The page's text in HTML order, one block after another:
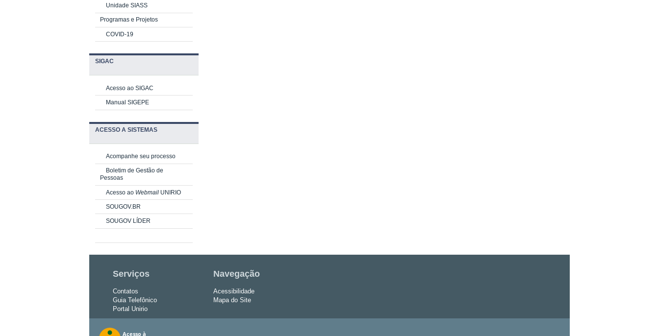
Unidade SIASS
Programas e Projetos
COVID-19
SIGAC
Acesso ao SIGAC
Manual SIGEPE
ACESSO A SISTEMAS
Acompanhe seu processo
Boletim de Gestão de
Pessoas
Acesso ao Webmail UNIRIO
SOUGOV.BR
SOUGOV LÍDER
Serviços
Contatos
Guia Telefônico
Portal Unirio
Navegação
Acessibilidade
Mapa do Site